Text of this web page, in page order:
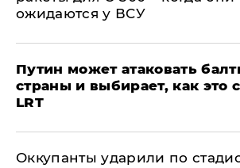
ожидаются у ВСУ
Путин может атаковать
страны и выбирает, как это
LRT
Оккупанты ударили по